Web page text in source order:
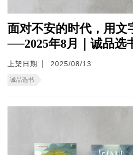
面对不安的时代，用文
──2025年8月｜诚品选
上架日期 2025/08/13
诚品选书